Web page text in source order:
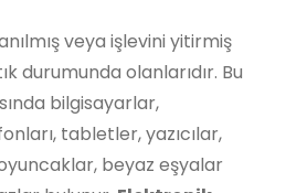
veya işlevini yitirmiş
durumunda olanlarıdır. Bu
bilgisayarlar,
tabletler, yazıcılar,
beyaz eşyalar